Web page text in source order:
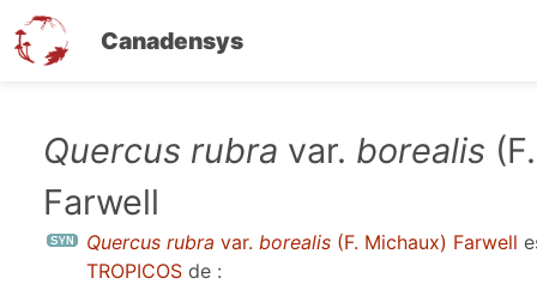
Canadensys
contenu
Quercus rubra var. borealis
Farwell
Quercus rubra var. borealis (F. Michaux) Farwell
TROPICOS de :